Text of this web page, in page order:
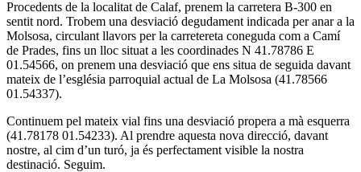
Procedents de la localitat de Calaf, prenem la carretera B-300 en
sentit nord. Trobem una desviació degudament indicada per anar a la
Molsosa, circulant llavors per la carretereta coneguda com a Camí
de Prades, fins un lloc situat a les coordinades N 41.78786 E
01.54566, on prenem una desviació que ens situa de seguida davant
mateix de l’església parroquial actual de La Molsosa (41.78566
01.54337).
Continuem pel mateix vial fins una desviació propera a mà esquerra
(41.78178 01.54233). Al prendre aquesta nova direcció, davant
nostre, al cim d’un turó, ja és perfectament visible la nostra
destinació. Seguim.